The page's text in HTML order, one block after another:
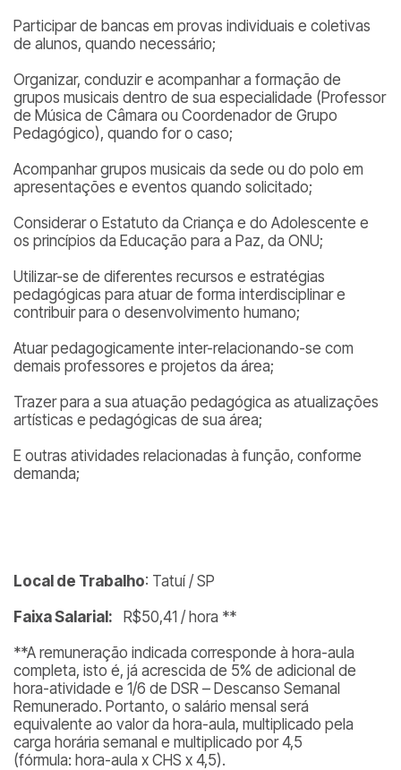
Participar de bancas em provas individuais e coletivas
de alunos, quando necessário;
Organizar, conduzir e acompanhar a formação de
grupos musicais dentro de sua especialidade (Professor
de Música de Câmara ou Coordenador de Grupo
Pedagógico), quando for o caso;
Acompanhar grupos musicais da sede ou do polo em
apresentações e eventos quando solicitado;
Considerar o Estatuto da Criança e do Adolescente e
os princípios da Educação para a Paz, da ONU;
Utilizar-se de diferentes recursos e estratégias
pedagógicas para atuar de forma interdisciplinar e
contribuir para o desenvolvimento humano;
Atuar pedagogicamente inter-relacionando-se com
demais professores e projetos da área;
Trazer para a sua atuação pedagógica as atualizações
artísticas e pedagógicas de sua área;
E outras atividades relacionadas à função, conforme
demanda;
Local de Trabalho: Tatuí / SP
Faixa Salarial: R$50,41 / hora **
**A remuneração indicada corresponde à hora-aula
completa, isto é, já acrescida de 5% de adicional de
hora-atividade e 1/6 de DSR – Descanso Semanal
Remunerado. Portanto, o salário mensal será
equivalente ao valor da hora-aula, multiplicado pela
carga horária semanal e multiplicado por 4,5
(fórmula: hora-aula x CHS x 4,5).